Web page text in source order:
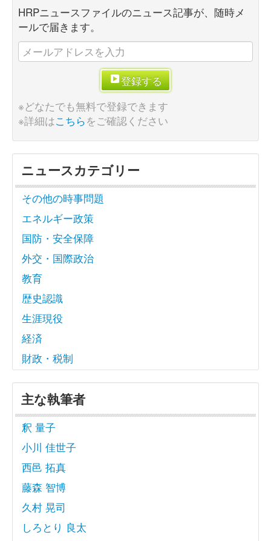
HRPニュースファイルのニュース記事が、随時メ
ールで届きます。
登録する
※どなたでも無料で登録できます
※詳細はこちらをご確認ください
ニュースカテゴリー
その他の時事問題
エネルギー政策
国防・安全保障
外交・国際政治
教育
歴史認識
生涯現役
経済
財政・税制
主な執筆者
釈 量子
小川 佳世子
西邑 拓真
藤森 智博
久村 晃司
しろとり 良太